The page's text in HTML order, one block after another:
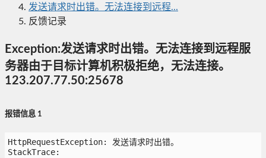
发送请求时出错。无法连接到远程...
反馈记录
Exception:发送请求时出错。无法连接到远程服
务器由于目标计算机积极拒绝，无法连接。
123.207.77.50:25678
报错信息 1
HttpRequestException: 发送请求时出错。
StackTrace: